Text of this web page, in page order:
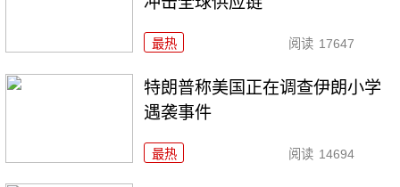
最热 阅读 17647
特朗普称美国正在调查伊朗小学
遇袭事件
最热 阅读 14694